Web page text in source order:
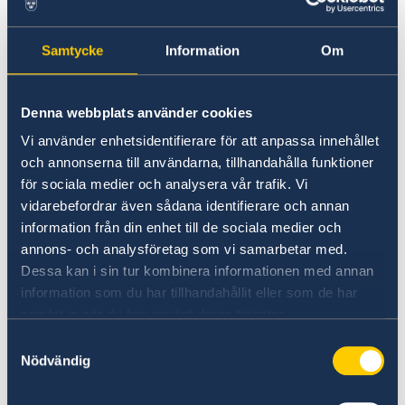
Samtycke Information Om
Denna webbplats använder cookies
Vi använder enhetsidentifierare för att anpassa innehållet
och annonserna till användarna, tillhandahålla funktioner
för sociala medier och analysera vår trafik. Vi
vidarebefordrar även sådana identifierare och annan
information från din enhet till de sociala medier och
annons- och analysföretag som vi samarbetar med.
Dessa kan i sin tur kombinera informationen med annan
information som du har tillhandahållit eller som de har
Nödvändig
Nu kan du brevrösta från utlandet!
erfahren?
Schweden
Hier finden Sie umfassende Informationen zu